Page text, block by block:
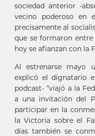
sociedad anterior -
vecino poderoso en
precisamente al
que se formaron entre
hoy se afianzan con la
Al estrenarse mayo
explicó el dignatario
podcast- “viajó a la
a una invitación del
participar en la
la Victoria sobre el
días también se